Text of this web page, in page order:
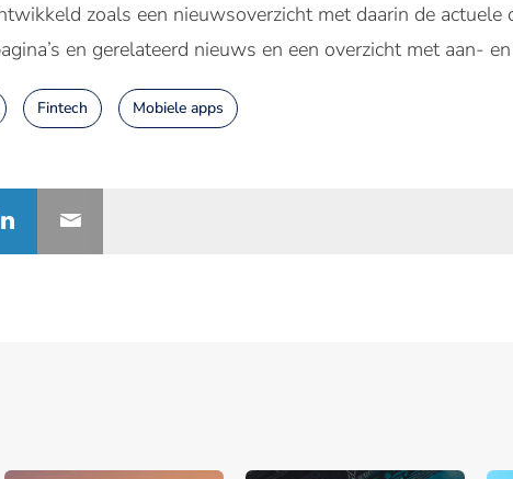
zoals een nieuwsoverzicht met daarin de
en gerelateerd nieuws en een overzicht met aan-
Fintech Mobiele apps